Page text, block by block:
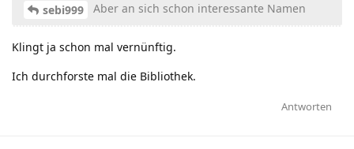
sebi999 Aber an sich schon interessante Namen
Klingt ja schon mal vernünftig.
Ich durchforste mal die Bibliothek.
Antworten